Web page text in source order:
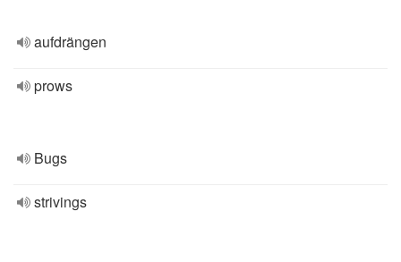
aufdrängen
prows
Bugs
strivings